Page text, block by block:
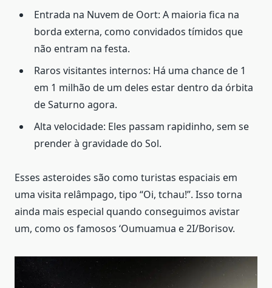
Entrada na Nuvem de Oort: A maioria fica na
borda externa, como convidados tímidos que
não entram na festa.
Raros visitantes internos: Há uma chance de 1
em 1 milhão de um deles estar dentro da órbita
de Saturno agora.
Alta velocidade: Eles passam rapidinho, sem se
prender à gravidade do Sol.
Esses asteroides são como turistas espaciais em
uma visita relâmpago, tipo “Oi, tchau!”. Isso torna
ainda mais especial quando conseguimos avistar
um, como os famosos ‘Oumuamua e 2I/Borisov.